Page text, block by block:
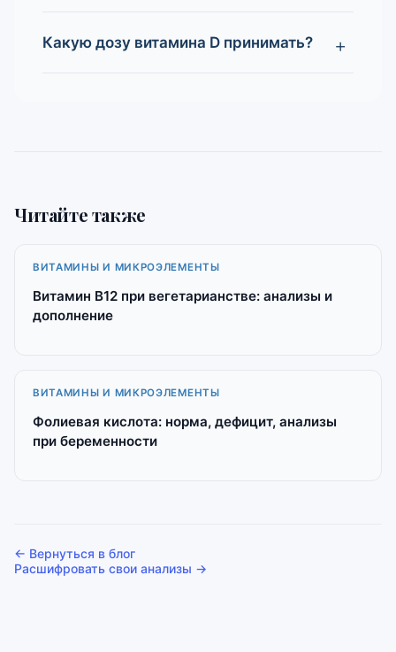
Какую дозу витамина D принимать?
Читайте также
ВИТАМИНЫ И МИКРОЭЛЕМЕНТЫ
Витамин B12 при вегетарианстве: анализы и
дополнение
ВИТАМИНЫ И МИКРОЭЛЕМЕНТЫ
Фолиевая кислота: норма, дефицит, анализы
при беременности
← Вернуться в блог
Расшифровать свои анализы →